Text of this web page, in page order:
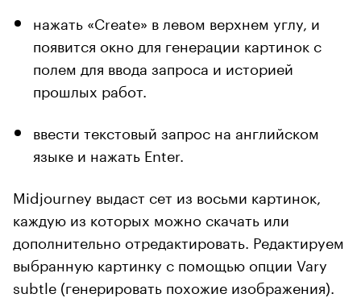
нажать «Create» в левом верхнем углу, и
появится окно для генерации картинок с
полем для ввода запроса и историей
прошлых работ.
ввести текстовый запрос на английском
языке и нажать Enter.
Midjourney выдаст сет из восьми картинок,
каждую из которых можно скачать или
дополнительно отредактировать. Редактируем
выбранную картинку с помощью опции Vary
subtle (генерировать похожие изображения).